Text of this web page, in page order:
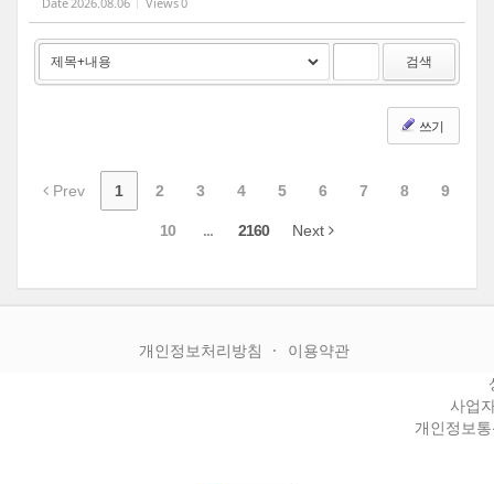
검색
쓰기
Prev 1 2 3 4 5 6 7 8 9
10 ... 2160 Next
개인정보처리방침
이용약관
사업
개인정보